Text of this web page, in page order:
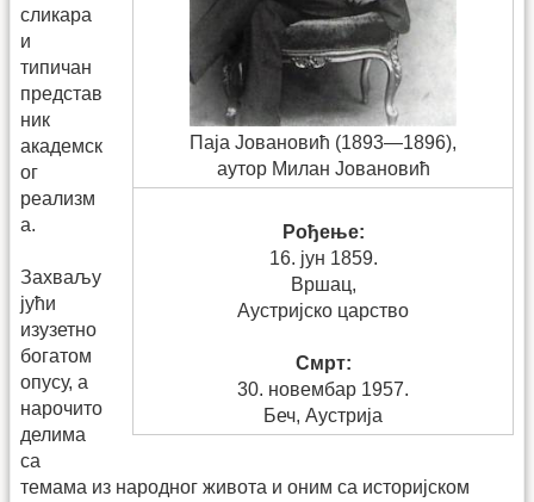
Паја Јовановић (1893—1896),
аутор Милан Јовановић
Рођење:
16. јун 1859.
Вршац,
Аустријско царство
Смрт:
30. новембар 1957.
Беч, Аустрија
сликара
и
типичан
представ
ник
академск
ог
реализм
а.
Захваљу
јући
изузетно
богатом
опусу, а
нарочито
делима
са
темама из народног живота и оним са историјском